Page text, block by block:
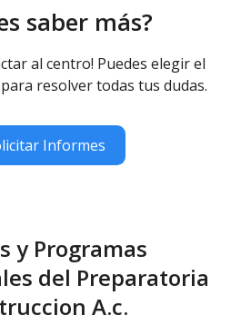
saber más?
al centro! Puedes elegir el
resolver todas tus dudas.
Informes
y Programas
del Preparatoria
A.c.